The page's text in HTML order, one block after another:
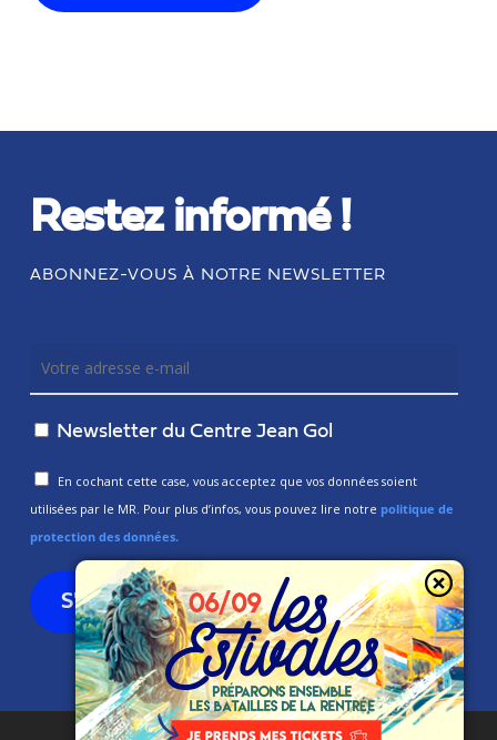
Restez informé !
ABONNEZ-VOUS À NOTRE NEWSLETTER
Newsletter du Centre Jean Gol
En cochant cette case, vous acceptez que vos données soient
utilisées par le MR. Pour plus d’infos, vous pouvez lire notre politique de
protection des données.